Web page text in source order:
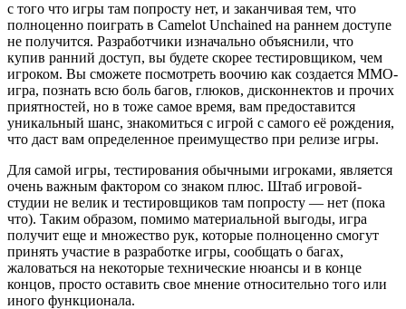
с того что игры там попросту нет, и заканчивая тем, что
полноценно поиграть в Camelot Unchained на раннем доступе
не получится. Разработчики изначально объяснили, что
купив ранний доступ, вы будете скорее тестировщиком, чем
игроком. Вы сможете посмотреть воочию как создается MMO-
игра, познать всю боль багов, глюков, дисконнектов и прочих
приятностей, но в тоже самое время, вам предоставится
уникальный шанс, знакомиться с игрой с самого её рождения,
что даст вам определенное преимущество при релизе игры.
Для самой игры, тестирования обычными игроками, является
очень важным фактором со знаком плюс. Штаб игровой-
студии не велик и тестировщиков там попросту — нет (пока
что). Таким образом, помимо материальной выгоды, игра
получит еще и множество рук, которые полноценно смогут
принять участие в разработке игры, сообщать о багах,
жаловаться на некоторые технические нюансы и в конце
концов, просто оставить свое мнение относительно того или
иного функционала.